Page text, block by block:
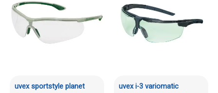
uvex sportstyle planet
uvex i-3 variomatic